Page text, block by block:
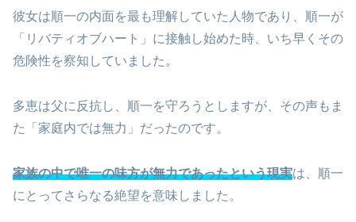
彼女は順一の内面を最も理解していた人物であり、順一が
「リバティオブハート」に接触し始めた時、いち早くその
危険性を察知していました。
多恵は父に反抗し、順一を守ろうとしますが、その声もま
た「家庭内では無力」だったのです。
家族の中で唯一の味方が無力であったという現実は、順一
にとってさらなる絶望を意味しました。